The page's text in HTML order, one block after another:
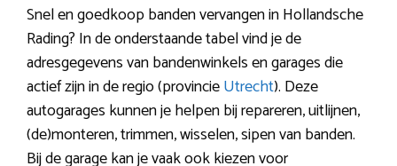
Snel en goedkoop banden vervangen in Hollandsche
Rading? In de onderstaande tabel vind je de
adresgegevens van bandenwinkels en garages die
actief zijn in de regio (provincieUtrecht). Deze
autogarages kunnen je helpen bij repareren, uitlijnen,
(de)monteren, trimmen, wisselen, sipen van banden.
Bij de garage kan je vaak ook kiezen voor